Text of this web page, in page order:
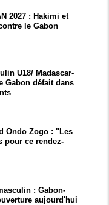
2027 : Hakimi et
le Gabon
U18/ Madascar-
Gabon défait dans
Ondo Zogo : "Les
pour ce rendez-
: Gabon-
aujourd'hui